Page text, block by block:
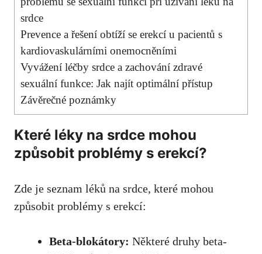
srdce
Prevence a řešení obtíží se erekcí u pacientů s
kardiovaskulárními onemocněními
Vyvážení léčby srdce a zachování zdravé
sexuální funkce: Jak najít optimální přístup
Závěrečné poznámky
Které léky na srdce mohou
způsobit problémy s erekcí?
Zde je seznam léků na srdce, které mohou
způsobit problémy s erekcí:
Beta-blokátory: Některé druhy beta-